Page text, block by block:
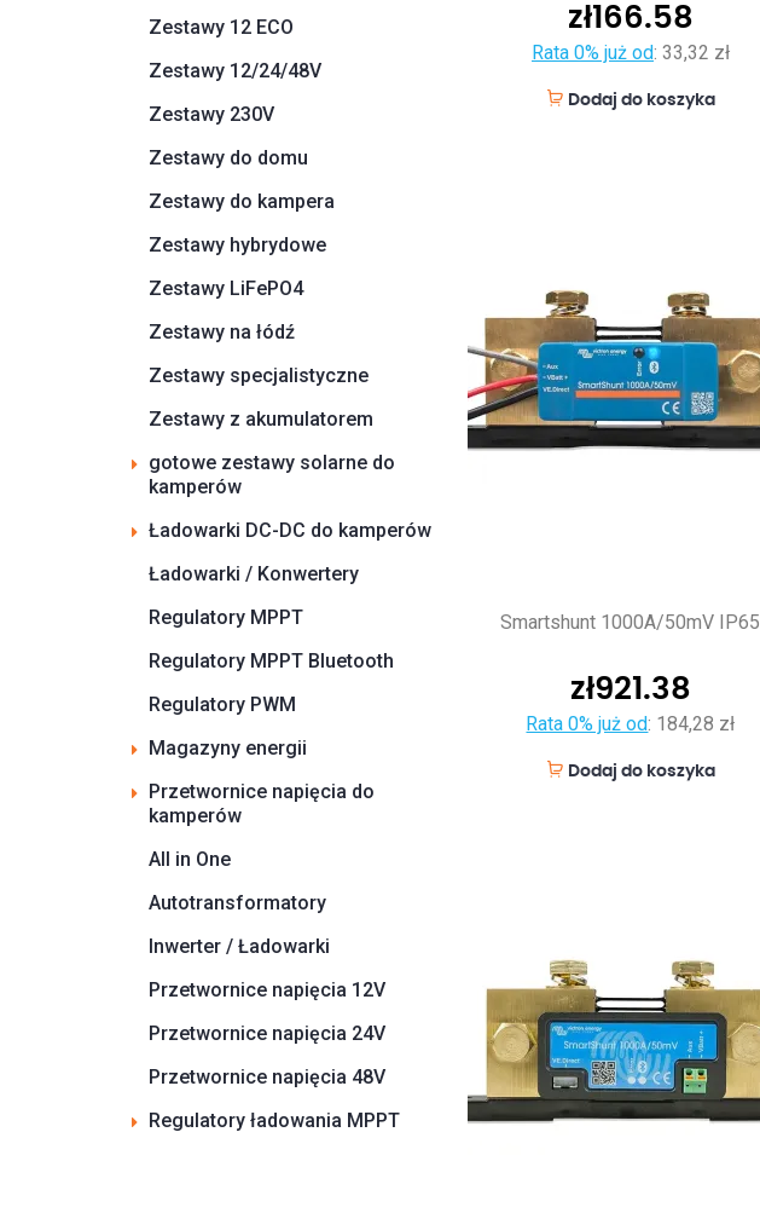
Zestawy 12 ECO
Zestawy 12/24/48V
Zestawy 230V
Zestawy do domu
Zestawy do kampera
Zestawy hybrydowe
Zestawy LiFePO4
Zestawy na łódź
Zestawy specjalistyczne
Zestawy z akumulatorem
gotowe zestawy solarne do
kamperów
Ładowarki DC-DC do kamperów
Ładowarki / Konwertery
Regulatory MPPT
Regulatory MPPT Bluetooth
Regulatory PWM
Magazyny energii
Przetwornice napięcia do
kamperów
All in One
Autotransformatory
Inwerter / Ładowarki
Przetwornice napięcia 12V
Przetwornice napięcia 24V
Przetwornice napięcia 48V
Regulatory ładowania MPPT
zł166.58
Rata 0% już od: 33,32 zł
Dodaj do koszyka
Smartshunt 1000A/50mV IP65
zł921.38
Rata 0% już od: 184,28 zł
Dodaj do koszyka